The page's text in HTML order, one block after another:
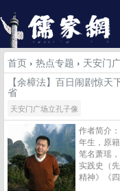
首页 › 热点专题 › 天安门
【余樟法】百日闹剧惊
省
天安门广场立孔子像
作者简介
年生，原
笔名萧瑶
实践史（
精神》《